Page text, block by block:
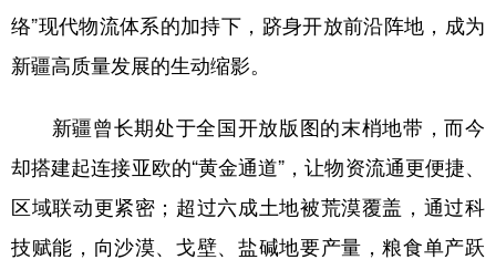
络”现代物流体系的加持下，跻身开放前沿阵地，成为
新疆高质量发展的生动缩影。
新疆曾长期处于全国开放版图的末梢地带，而今
却搭建起连接亚欧的“黄金通道”，让物资流通更便捷、
区域联动更紧密；超过六成土地被荒漠覆盖，通过科
技赋能，向沙漠、戈壁、盐碱地要产量，粮食单产跃